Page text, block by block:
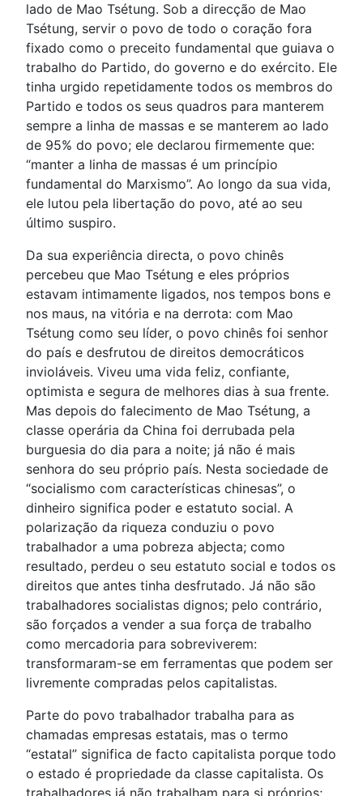
lado de Mao Tsétung. Sob a direcção de Mao
Tsétung, servir o povo de todo o coração fora
fixado como o preceito fundamental que guiava o
trabalho do Partido, do governo e do exército. Ele
tinha urgido repetidamente todos os membros do
Partido e todos os seus quadros para manterem
sempre a linha de massas e se manterem ao lado
de 95% do povo; ele declarou firmemente que:
“manter a linha de massas é um princípio
fundamental do Marxismo”. Ao longo da sua vida,
ele lutou pela libertação do povo, até ao seu
último suspiro.
Da sua experiência directa, o povo chinês
percebeu que Mao Tsétung e eles próprios
estavam intimamente ligados, nos tempos bons e
nos maus, na vitória e na derrota: com Mao
Tsétung como seu líder, o povo chinês foi senhor
do país e desfrutou de direitos democráticos
invioláveis. Viveu uma vida feliz, confiante,
optimista e segura de melhores dias à sua frente.
Mas depois do falecimento de Mao Tsétung, a
classe operária da China foi derrubada pela
burguesia do dia para a noite; já não é mais
senhora do seu próprio país. Nesta sociedade de
“socialismo com características chinesas”, o
dinheiro significa poder e estatuto social. A
polarização da riqueza conduziu o povo
trabalhador a uma pobreza abjecta; como
resultado, perdeu o seu estatuto social e todos os
direitos que antes tinha desfrutado. Já não são
trabalhadores socialistas dignos; pelo contrário,
são forçados a vender a sua força de trabalho
como mercadoria para sobreviverem:
transformaram-se em ferramentas que podem ser
livremente compradas pelos capitalistas.
Parte do povo trabalhador trabalha para as
chamadas empresas estatais, mas o termo
“estatal” significa de facto capitalista porque todo
o estado é propriedade da classe capitalista. Os
trabalhadores já não trabalham para si próprios;